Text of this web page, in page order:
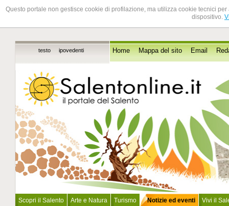
Questo portale non gestisce cookie di profilazione, ma utilizza cookie tecnici
dispositivo.
testo ipovedenti Home Mappa del sito Email
Scopri il Salento Arte e Natura Turismo
Notizie ed eventi
Vivi il